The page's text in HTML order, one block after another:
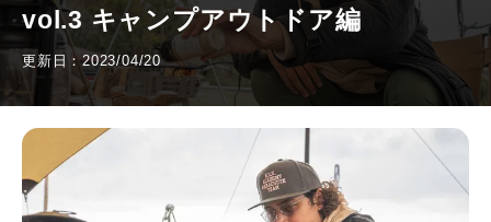
vol.3 キャンプアウトドア編
更新日：2023/04/20